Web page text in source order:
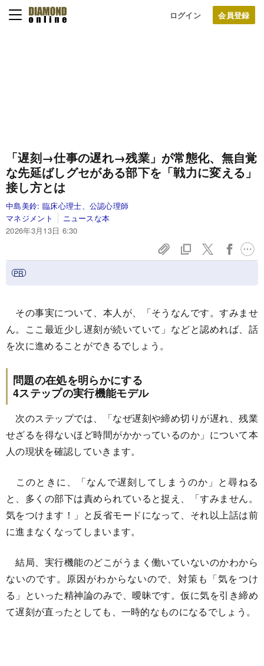
ログイン
「遅刻→仕事の遅れ→残業」が常態化、無自覚
な先延ばしグセがある部下を「戦力に変える」
接し方とは
中島美鈴: 臨床心理士、公認心理師
マネジメント
ニュースな本
2026年3月13日 6:30
その事実について、本人が、「そうなんです。すみませ
ん。ここ最近少し遅刻が続いていて」などと認めれば、話
を次に進めることができるでしょう。
問題の在処を明らかにする
4ステップの実行機能モデル
次のステップでは、「なぜ遅刻や締め切りが遅れ、残業
せざるを得ないほど時間がかかっているのか」について本
人の現状を確認していきます。
このときに、「なんで遅刻してしまうのか」と尋ねる
と、多くの部下は責められていると捉え、「すみません。
気をつけます！」と反省モードになって、それ以上話は前
に進まなくなってしまいます。
結局、実行機能のどこがうまく働いていないのかわから
ないのです。原因がわからないので、対策も「気をつけ
る」といった精神論のみで、曖昧です。仮に気を引き締め
て遅刻が直ったとしても、一時的なものになるでしょう。